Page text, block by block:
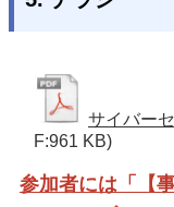
サイバー
F:961 KB)
参加者には「【